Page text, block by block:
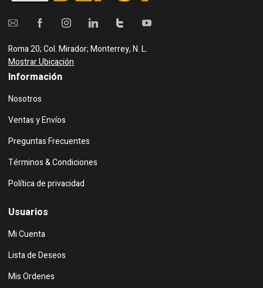
Roma 20; Col. Mirador; Monterrey, N. L.
Mostrar Ubicación
Información
Nosotros
Ventas y Envíos
Preguntas Frecuentes
Términos & Condiciones
Política de privacidad
Usuarios
Mi Cuenta
Lista de Deseos
Mis Ordenes